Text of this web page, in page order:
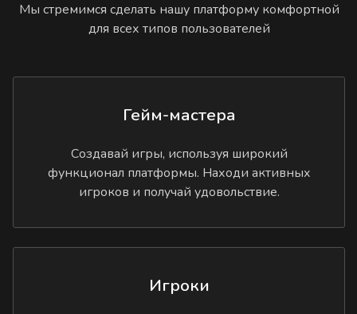
Мы стремимся сделать нашу платформу комфортной
для всех типов пользователей
Гейм-мастера
Создавай игры, используя широкий
функционал платформы. Находи активных
игроков и получай удовольствие.
Игроки